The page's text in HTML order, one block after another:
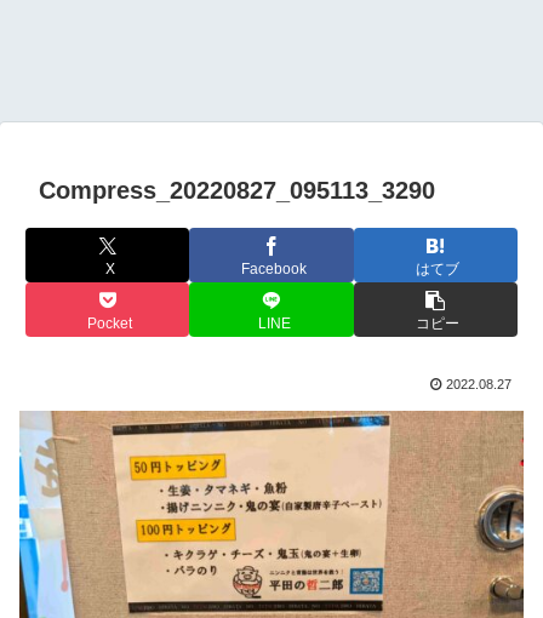
Compress_20220827_095113_3290
X Facebook はてブ
Pocket LINE コピー
2022.08.27